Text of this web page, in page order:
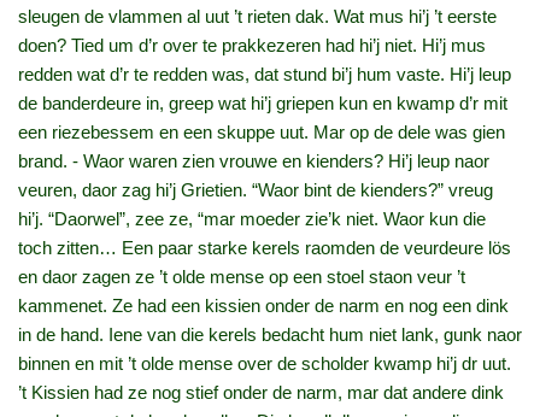
sleugen de vlammen al uut ’t rieten dak. Wat mus hi’j ’t eerste
doen? Tied um d’r over te prakkezeren had hi’j niet. Hi’j mus
redden wat d’r te redden was, dat stund bi’j hum vaste. Hi’j leup
de banderdeure in, greep wat hi’j griepen kun en kwamp d’r mit
een riezebessem en een skuppe uut. Mar op de dele was gien
brand. ‑ Waor waren zien vrouwe en kienders? Hi’j leup naor
veuren, daor zag hi’j Grietien. “Waor bint de kienders?” vreug
hi’j. “Daorwel”, zee ze, “mar moeder zie’k niet. Waor kun die
toch zitten… Een paar starke kerels raomden de veurdeure lös
en daor zagen ze ’t olde mense op een stoel staon veur ’t
kammenet. Ze had een kissien onder de narm en nog een dink
in de hand. Iene van die kerels bedacht hum niet lank, gunk naor
binnen en mit ’t olde mense over de scholder kwamp hi’j dr uut.
’t Kissien had ze nog stief onder de narm, mar dat andere dink